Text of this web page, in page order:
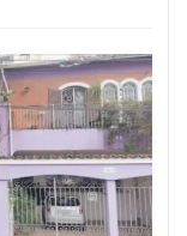
Se
Um
dos
Mais